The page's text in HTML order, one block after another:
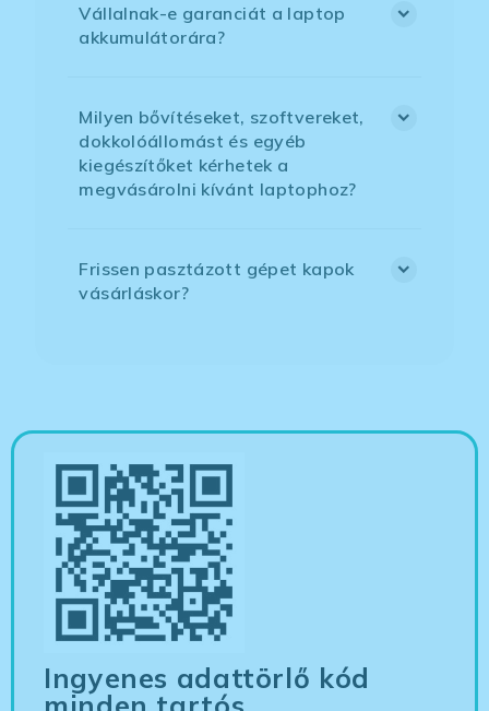
Vállalnak-e garanciát a laptop
akkumulátorára?
Milyen bővítéseket, szoftvereket,
dokkolóállomást és egyéb
kiegészítőket kérhetek a
megvásárolni kívánt laptophoz?
Frissen pasztázott gépet kapok
vásárláskor?
Ingyenes adattörlő kód